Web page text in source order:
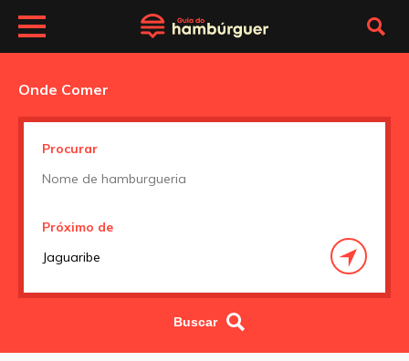
Onde Comer
Procurar
Próximo de